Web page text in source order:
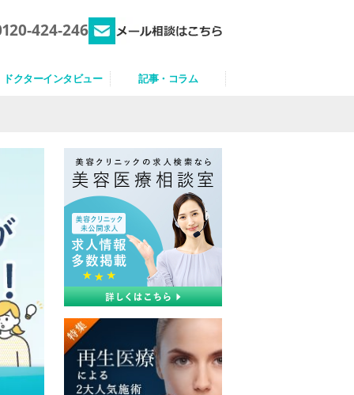
424-246
ドクターインタビュー 記事・コラム